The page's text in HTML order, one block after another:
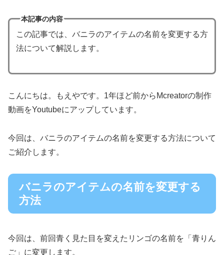
本記事の内容
この記事では、バニラのアイテムの名前を変更する方
法について解説します。
こんにちは。もえやです。1年ほど前からMcreatorの制作
動画をYoutubeにアップしています。
今回は、バニラのアイテムの名前を変更する方法について
ご紹介します。
バニラのアイテムの名前を変更する
方法
今回は、前回青く見た目を変えたリンゴの名前を「青りん
ご」に変更します。